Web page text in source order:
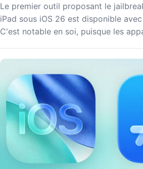
Le premier outil proposant le
iPad sous iOS 26 est disponible
C'est notable en soi, puisque les